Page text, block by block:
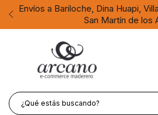
Envíos a Bariloche, Dina Huapi,
San Martín de los